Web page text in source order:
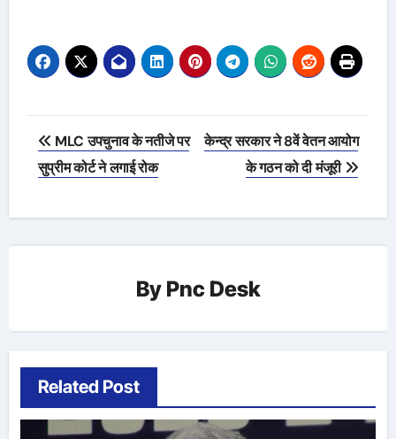
Post
navigation
MLC उपचुनाव के नतीजे पर
सुप्रीम कोर्ट ने लगाई रोक
केन्द्र सरकार ने 8वें वेतन आयोग
के गठन को दी मंजूरी
By Pnc Desk
Related Post